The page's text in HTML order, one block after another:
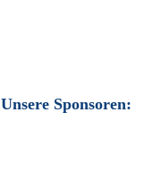
Unsere Sponsoren: